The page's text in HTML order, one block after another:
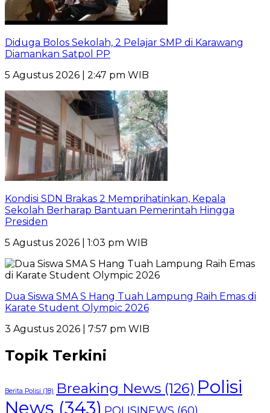
Diduga Bolos Sekolah, 2 Pelajar SMP di Karawang
Diamankan Satpol PP
5 Agustus 2026 | 2:47 pm WIB
Kondisi SDN Brakas 2 Memprihatinkan, Kepala
Sekolah Berharap Bantuan Pemerintah Hingga
Presiden
5 Agustus 2026 | 1:03 pm WIB
Dua Siswa SMA S Hang Tuah Lampung Raih Emas di
Karate Student Olympic 2026
3 Agustus 2026 | 7:57 pm WIB
Topik Terkini
Berita Polisi (18) Breaking News (126) Polisi
News (343)